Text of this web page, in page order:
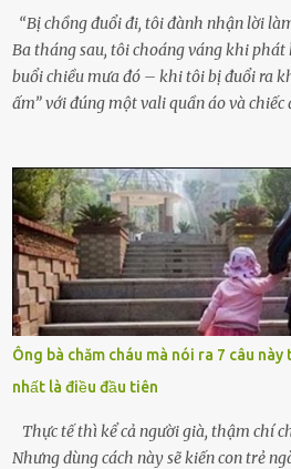
hỏn, bàn tay bé xíu co quắp, ...
“Bị chồng đuổi đi, tôi đành nhận lời
Ba tháng sau, tôi choáng váng khi phát
buổi chiều mưa đó – khi tôi bị đuổi ra
ấm” với đúng một vali quần áo và chiếc
cưới cô để có con. Không phải để nuôi
khóc lóc,” anh ta gằn giọng, đẩy mạnh
Tiếng cánh cửa đóng lại, vang lên như
đứng chết lặng giữa cơn mưa, không
mất sớm. Tôi chẳng có anh chị em. Họ
ai thân thiết đến mức có thể mở lòng
bận rộn với gia đình riêng của họ. Tôi
xuân vào người chồng ấy – và giờ, tôi
chiếc xe buýt cuối ngày, trốn chạy khỏi
Ông bà chăm cháu mà nói ra 7 câu
nhất là điều đầu tiên
Thực tế thì kể cả người già, thậm chí
Nhưng dùng cách này sẽ kiến con trẻ